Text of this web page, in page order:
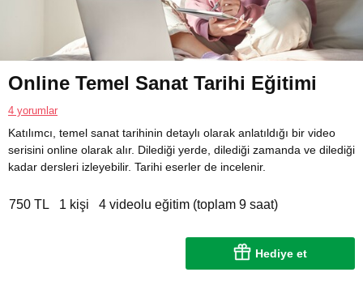
Online Temel Sanat Tarihi Eğitimi
4 yorumlar
Katılımcı, temel sanat tarihinin detaylı olarak anlatıldığı bir video
serisini online olarak alır. Dilediği yerde, dilediği zamanda ve dilediği
kadar dersleri izleyebilir. Tarihi eserler de incelenir.
750 TL 1 kişi 4 videolu eğitim (toplam 9 saat)
Hediye et